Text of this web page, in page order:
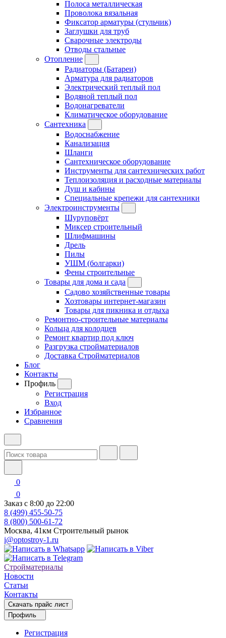
Полоса металлическая
Проволока вязальная
Фиксатор арматуры (стульчик)
Заглушки для труб
Сварочные электроды
Отводы стальные
Отопление
Радиаторы (Батареи)
Арматура для радиаторов
Электрический теплый пол
Водяной теплый пол
Водонагреватели
Климатическое оборудование
Сантехника
Водоснабжение
Канализация
Шланги
Сантехническое оборудование
Инструменты для сантехнических работ
Теплоизоляция и расходные материалы
Душ и кабины
Специальные крепежи для сантехники
Электроинструменты
Шуруповёрт
Миксер строительный
Шлифмашины
Дрель
Пилы
УШМ (болгарки)
Фены строительные
Товары для дома и сада
Садово хозяйственные товары
Хозтовары интернет-магазин
Товары для пикника и отдыха
Ремонтно-строительные материалы
Кольца для колодцев
Ремонт квартир под ключ
Разгрузка стройматериалов
Доставка Стройматериалов
Блог
Контакты
Профиль
Регистрация
Вход
Избранное
Сравнения
0
0
Заказ с 8:00 до 22:00
8 (499) 455-50-75
8 (800) 500-61-72
Москва, 41км Строительный рынок
i@optostroy-1.ru
Стройматериалы
Новости
Статьи
Контакты
Скачать прайс лист
Профиль
Регистрация